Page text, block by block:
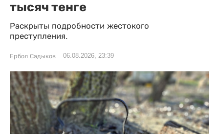
тысяч тенге
Раскрыты подробности жестокого
преступления.
Ербол Садыков 06.08.2026, 23:39